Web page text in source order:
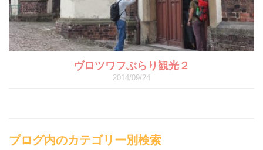
ヴロツワフぶらり観光２
2014/09/24
ブログ内のカテゴリー別検索